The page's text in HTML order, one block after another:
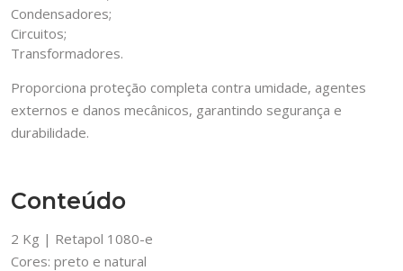
Condensadores;
Circuitos;
Transformadores.
Proporciona proteção completa contra umidade, agentes
externos e danos mecânicos, garantindo segurança e
durabilidade.
Conteúdo
2 Kg | Retapol 1080-e
Cores: preto e natural